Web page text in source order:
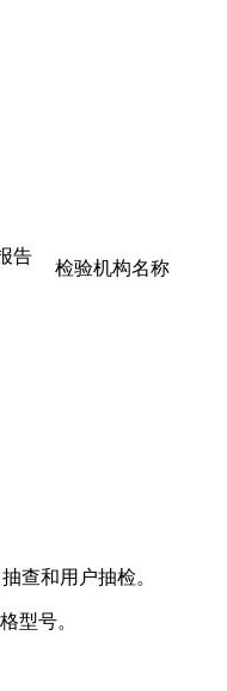
告
检验机构名称
查和用户抽检。
型号。